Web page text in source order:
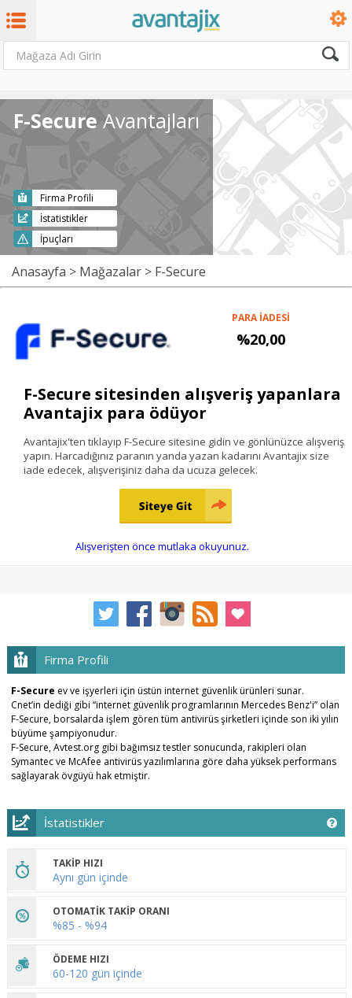
F-Secure Avantajları
Firma Profili
İstatistikler
İpuçları
Anasayfa > Mağazalar > F-Secure
PARA İADESİ
%20,00
F-Secure sitesinden alışveriş yapanlara
Avantajix para ödüyor
Avantajix'ten tıklayıp F-Secure sitesine gidin ve gönlünüzce alışveriş
yapın. Harcadığınız paranın yanda yazan kadarını Avantajix size
iade edecek, alışverişiniz daha da ucuza gelecek.
Alışverişten önce mutlaka okuyunuz.
Firma Profili
F-Secure ev ve işyerleri için üstün internet güvenlik ürünleri sunar.
Cnet’in dediği gibi “internet güvenlik programlarının Mercedes Benz'i” olan
F-Secure, borsalarda işlem gören tüm antivirüs şirketleri içinde son iki yılın
büyüme şampiyonudur.
F-Secure, Avtest.org gibi bağımsız testler sonucunda, rakipleri olan
Symantec ve McAfee antivirüs yazılımlarına göre daha yüksek performans
sağlayarak övgüyü hak etmiştir.
İstatistikler
TAKİP HIZI
Aynı gün içinde
OTOMATİK TAKİP ORANI
%85 - %94
ÖDEME HIZI
60-120 gün içinde